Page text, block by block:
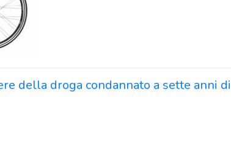
della droga condannato a sette anni di